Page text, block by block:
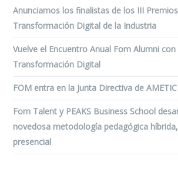
Anunciamos los finalistas de los III
Transformación Digital de la Industria
Vuelve el Encuentro Anual Fom Alumni
Transformación Digital
FOM entra en la Junta Directiva de AMETIC
Fom Talent y PEAKS Business School
novedosa metodología pedagógica
presencial